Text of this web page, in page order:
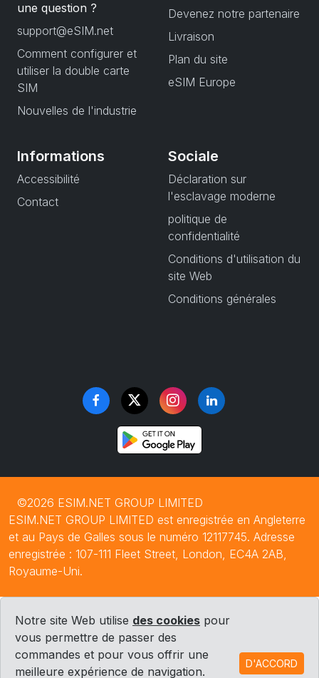
une question ?
support@eSIM.net
Comment configurer et
utiliser la double carte
SIM
Nouvelles de l'industrie
Devenez notre partenaire
Livraison
Plan du site
eSIM Europe
Informations
Accessibilité
Contact
Sociale
Déclaration sur
l'esclavage moderne
politique de
confidentialité
Conditions d'utilisation du
site Web
Conditions générales
©2026 ESIM.NET GROUP LIMITED
ESIM.NET GROUP LIMITED est enregistrée en Angleterre
et au Pays de Galles sous le numéro 12117745. Adresse
enregistrée : 107-111 Fleet Street, London, EC4A 2AB,
Royaume-Uni.
Notre site Web utilise des cookies pour
vous permettre de passer des
commandes et pour vous offrir une
meilleure expérience de navigation.
D'ACCORD